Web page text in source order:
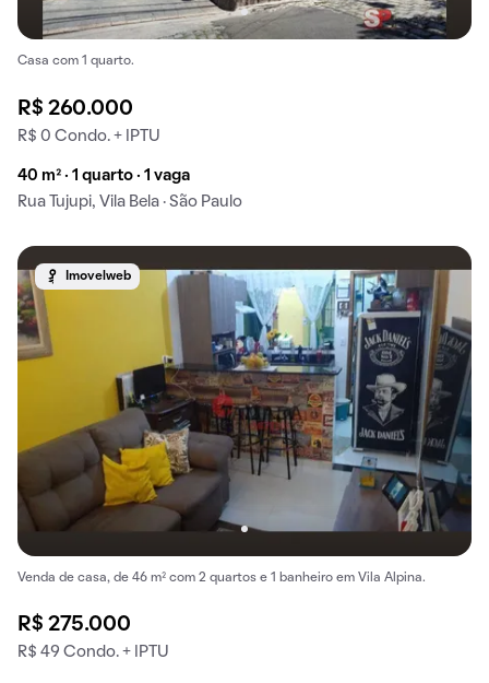
Casa com 1 quarto.
R$ 260.000
R$ 0 Condo. + IPTU
40 m² · 1 quarto · 1 vaga
Rua Tujupi, Vila Bela · São Paulo
Imovelweb
Venda de casa, de 46 m² com 2 quartos e 1 banheiro em Vila Alpina.
R$ 275.000
R$ 49 Condo. + IPTU